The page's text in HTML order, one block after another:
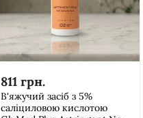
811 грн.
В'яжучий засіб з 5%
саліциловою кислотою